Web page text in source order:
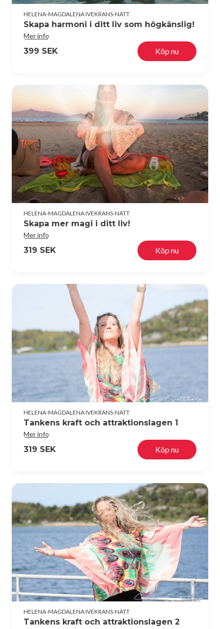
HELENA-MAGDALENA IVEKRANS-NÄTT
Skapa harmoni i ditt liv som högkänslig!
Mer info
399 SEK Köp nu
HELENA-MAGDALENA IVEKRANS-NÄTT
Skapa mer magi i ditt liv!
Mer info
319 SEK Köp nu
HELENA-MAGDALENA IVEKRANS-NÄTT
Tankens kraft och attraktionslagen 1
Mer info
319 SEK Köp nu
HELENA-MAGDALENA IVEKRANS-NÄTT
Tankens kraft och attraktionslagen 2